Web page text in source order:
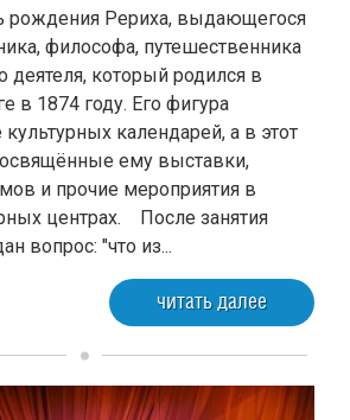
рождения Рериха, выдающегося
философа, путешественника
деятеля, который родился в
в 1874 году. Его фигура
календарей, а в этот
ему выставки,
и прочие мероприятия в
центрах. После занятия
вопрос: "что из...
читать далее